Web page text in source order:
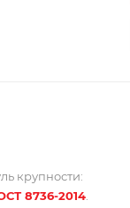
крупности:
8736-2014